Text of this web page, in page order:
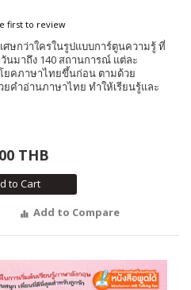
first to review
ษกว่าใครในรูปแบบการ์ตูนความรู้ ที่
นมาถึง 140 สถานการณ์ แต่ละ
ยคภาษาไทยขึ้นก่อน ตามด้วย
คำอ่านภาษาไทย ทำให้เรียนรู้และ
THB
to Cart
Add to Compare